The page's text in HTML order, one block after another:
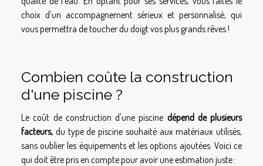
choix d’un accompagnement sérieux et personnalisé, qui
vous permettra de toucher du doigt vos plus grands rêves !
Combien coûte la construction
d'une piscine ?
Le coût de construction d'une piscine dépend de plusieurs
facteurs, du type de piscine souhaité aux matériaux utilisés,
sans oublier les équipements et les options ajoutées. Voici ce
qui doit être pris en compte pour avoir une estimation juste :